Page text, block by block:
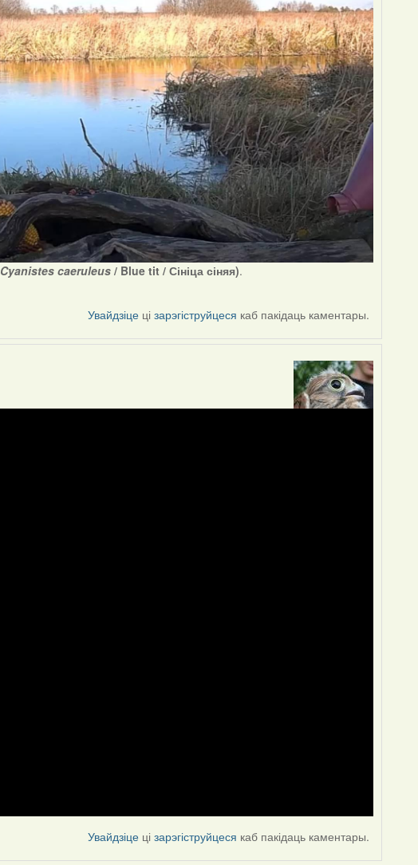
Cyanistes caeruleus / Blue tit / Сініца сіняя).
Увайдзіце цізарэгіструйцеся каб пакідаць каментары.
Увайдзіце цізарэгіструйцеся каб пакідаць каментары.